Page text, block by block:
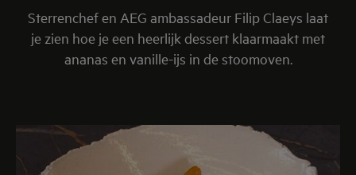
Sterrenchef en AEG ambassadeur Filip Claeys laat
je zien hoe je een heerlijk dessert klaarmaakt met
ananas en vanille-ijs in de stoomoven.